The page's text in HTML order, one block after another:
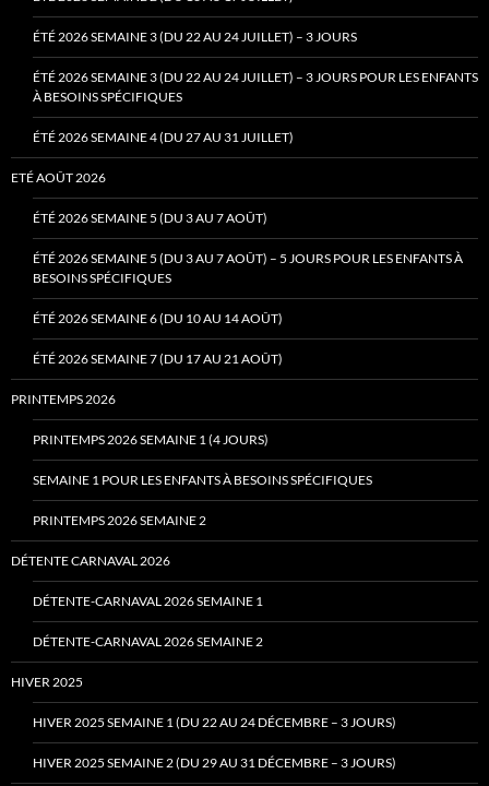
ÉTÉ 2026 SEMAINE 3 (DU 22 AU 24 JUILLET) – 3 JOURS
ÉTÉ 2026 SEMAINE 3 (DU 22 AU 24 JUILLET) – 3 JOURS POUR LES ENFANTS
À BESOINS SPÉCIFIQUES
ÉTÉ 2026 SEMAINE 4 (DU 27 AU 31 JUILLET)
ETÉ AOÛT 2026
ÉTÉ 2026 SEMAINE 5 (DU 3 AU 7 AOÛT)
ÉTÉ 2026 SEMAINE 5 (DU 3 AU 7 AOÛT) – 5 JOURS POUR LES ENFANTS À
BESOINS SPÉCIFIQUES
ÉTÉ 2026 SEMAINE 6 (DU 10 AU 14 AOÛT)
ÉTÉ 2026 SEMAINE 7 (DU 17 AU 21 AOÛT)
PRINTEMPS 2026
PRINTEMPS 2026 SEMAINE 1 (4 JOURS)
SEMAINE 1 POUR LES ENFANTS À BESOINS SPÉCIFIQUES
PRINTEMPS 2026 SEMAINE 2
DÉTENTE CARNAVAL 2026
DÉTENTE-CARNAVAL 2026 SEMAINE 1
DÉTENTE-CARNAVAL 2026 SEMAINE 2
HIVER 2025
HIVER 2025 SEMAINE 1 (DU 22 AU 24 DÉCEMBRE – 3 JOURS)
HIVER 2025 SEMAINE 2 (DU 29 AU 31 DÉCEMBRE – 3 JOURS)